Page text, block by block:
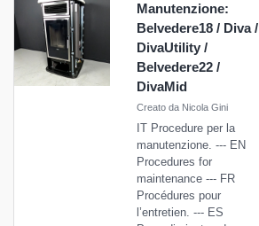
Manutenzione:
Belvedere18 / Diva /
DivaUtility /
Belvedere22 /
DivaMid
Creato da Nicola Gini
IT Procedure per la
manutenzione. --- EN
Procedures for
maintenance --- FR
Procédures pour
l’entretien. --- ES